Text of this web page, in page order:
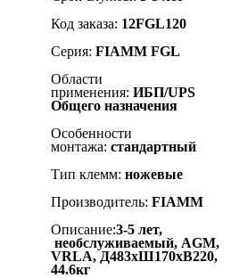
Код заказа: 12FGL120
Серия: FIAMM FGL
Области
применения: ИБП/UPS
Общего назначения
Особенности
монтажа: стандартный
Тип клемм: ножевые
Производитель: FIAMM
Описание:3-5 лет,
необслуживаемый, AGM,
VRLA, Д483хШ170хВ220,
44.6кг